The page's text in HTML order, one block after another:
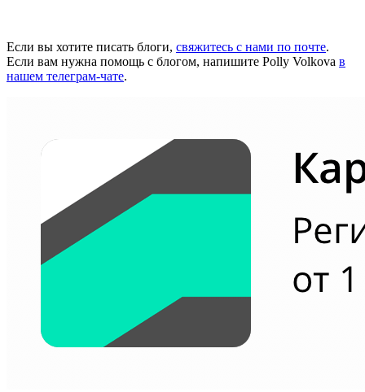
Если вы хотите писать блоги, свяжитесь с нами по почте.
Если вам нужна помощь с блогом, напишите Polly Volkova в
нашем телеграм-чате.